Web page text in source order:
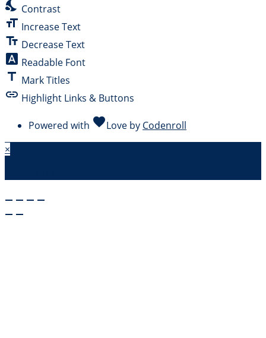
nights_stay Contrast
format_size Increase Text
text_fields Decrease Text
font_download Readable Font
title Mark Titles
link Highlight Links & Buttons
Powered with favoriteLove by Codenroll
×